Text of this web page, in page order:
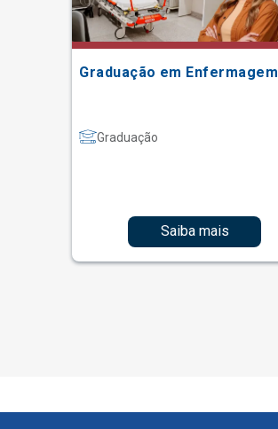
Graduação em Enfermagem
Graduação
Saiba mais